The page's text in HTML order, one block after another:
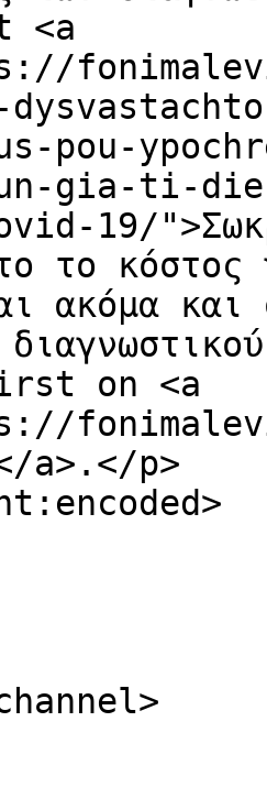
<a
pou-
gia-ti-
19/
το
ακόμα
on <a
a>.</p>